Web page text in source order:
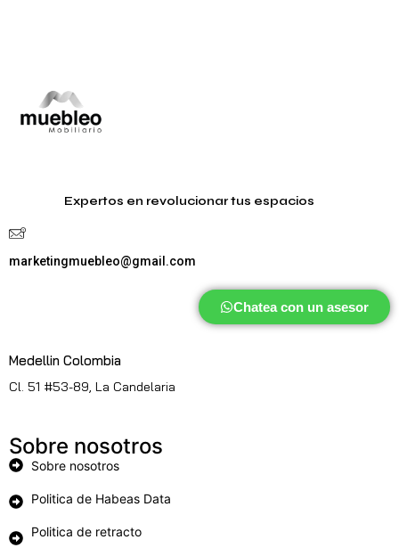
Expertos en revolucionar tus espacios
marketingmuebleo@gmail.com
Chatea con un asesor
Medellin Colombia
Cl. 51 #53-89, La Candelaria
Sobre nosotros
Sobre nosotros
Politica de Habeas Data
Politica de retracto